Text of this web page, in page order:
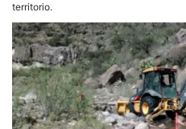
territorio.